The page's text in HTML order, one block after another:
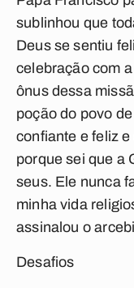
sublinhou que
Deus se sentiu
celebração com
ônus dessa
poção do povo
confiante e feliz
porque sei que a
seus. Ele nunca
minha vida
assinalou o
Desafios